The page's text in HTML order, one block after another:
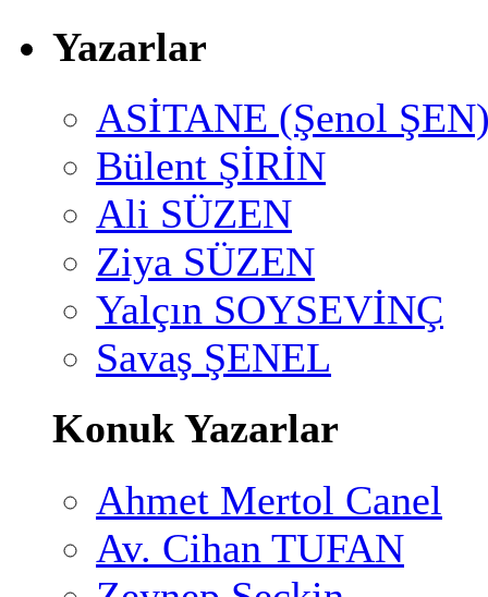
Yazarlar
ASİTANE (Şenol
Bülent ŞİRİN
Ali SÜZEN
Ziya SÜZEN
Yalçın SOYSEVİNÇ
Savaş ŞENEL
Konuk Yazarlar
Ahmet Mertol Canel
Av. Cihan TUFAN